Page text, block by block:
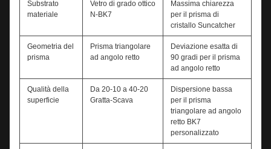
Substrato
materiale
Vetro di grado ottico
N-BK7
Massima chiarezza
per il prisma di
cristallo Suncatcher
Geometria del
prisma
Prisma triangolare
ad angolo retto
Deviazione esatta di
90 gradi per il prisma
ad angolo retto
Qualità della
superficie
Da 20-10 a 40-20
Gratta-Scava
Dispersione bassa
per il prisma
triangolare ad angolo
retto BK7
personalizzato